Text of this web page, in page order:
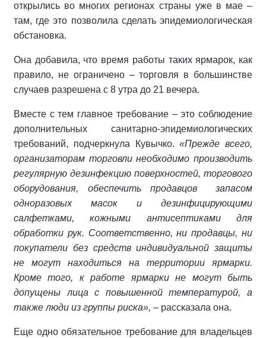
открылись во многих регионах страны уже в мае –
там, где это позволила сделать эпидемиологическая
обстановка.
Она добавила, что время работы таких ярмарок, как
правило, не ограничено – торговля в большинстве
случаев разрешена с 8 утра до 21 вечера.
Вместе с тем главное требование – это соблюдение
дополнительных санитарно-эпидемиологических
требований, подчеркнула Кувычко.«Прежде всего,
организаторам торговли необходимо производить
регулярную дезинфекцию поверхностей, торгового
оборудования, обеспечить продавцов запасом
одноразовых масок и дезинфицирующими
салфетками, кожными антисептиками для
обработки рук. Соответственно, ни продавцы, ни
покупатели без средств индивидуальной защиты
не могут находиться на территории ярмарки.
Кроме того, к работе ярмарки не могут быть
допущены лица с повышенной температурой, а
также люди из группы риска», – рассказала она.
Еще одно обязательное требование для владельцев